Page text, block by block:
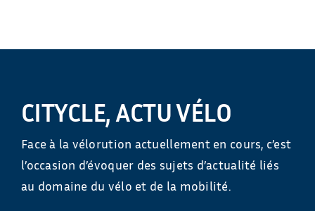
CITYCLE, ACTU VÉLO
Face à la vélorution actuellement en cours, c’est
l’occasion d’évoquer des sujets d’actualité liés
au domaine du vélo et de la mobilité.